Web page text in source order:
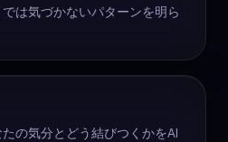
は気づかないパターンを明ら
の気分とどう結びつくかをAI